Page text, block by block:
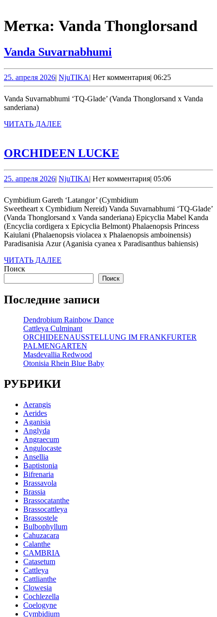
Метка: Vanda Thonglorsand
Vanda Suvarnabhumi
25. апреля 202625.
апреля
2026
| NjuTIKANjuTIKA
| Нет комментария| 06:25
Vanda Suvarnabhumi ‘TQ-Glade’ (Vanda Thonglorsand x Vanda
sanderiana)
ЧИТАТЬ ДАЛЕЕ
ORCHIDEEN LUCKE
25. апреля 202625.
апреля
2026
| NjuTIKANjuTIKA
| Нет комментария| 05:06
Cymbidium Gareth ‘Latangor’ (Cymbidium
Sweetheart x Cymbidium Nereid) Vanda Suvarnabhumi ‘TQ-Glade’
(Vanda Thonglorsand x Vanda sanderiana) Epicyclia Mabel Kanda
(Encyclia cordigera x Epicyclia Belmont) Phalaenopsis Princess
Kaiulani (Phalaenopsis violacea х Phalaenopsis amboinensis)
Paradisanisia Azur (Aganisia cyanea x Paradisanthus bahiensis)
ЧИТАТЬ ДАЛЕЕ
Поиск
Поиск
Последние записи
Dendrobium Rainbow Dance
Cattleya Culminant
ORCHIDEENAUSSTELLUNG IM FRANKFURTER
PALMENGARTEN
Masdevallia Redwood
Otonisia Rhein Blue Baby
РУБРИКИ
Aerangis
Aerides
Aganisia
Anglyda
Angraecum
Angulocaste
Ansellia
Baptistonia
Bifrenaria
Brassavola
Brassia
Brassocatanthe
Brassocattleya
Brassostele
Bulbophyllum
Cahuzacara
Calanthe
CAMBRIA
Catasetum
Cattleya
Cattlianthe
Clowesia
Cochlezella
Coelogyne
Cymbidium